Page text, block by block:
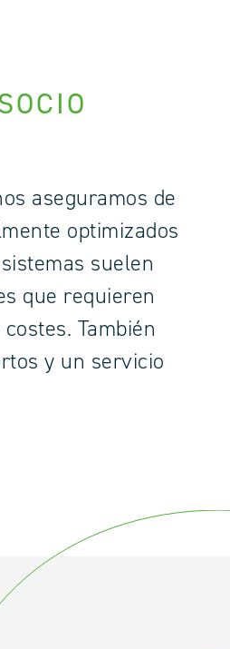
aseguramos de
optimizados
suelen
que requieren
También
y un servicio